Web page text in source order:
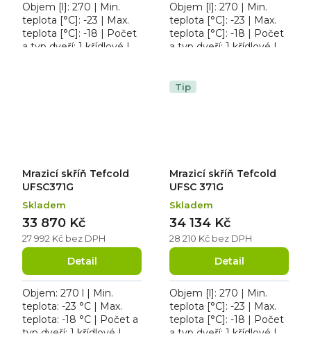
Objem [l]: 270 | Min.
teplota [°C]: -23 | Max.
teplota [°C]: -18 | Počet
a typ dveří: 1 křídlové |
Objem [l]: 270 | Min.
teplota [°C]: -23 | Max.
teplota [°C]: -18 | Počet
a typ dveří: 1 křídlové |
Mrazicí skříň Tefcold
UFSC371G
Skladem
27 992 Kč bez DPH
33 870 Kč
Detail
Objem: 270 l | Min.
teplota: -23 °C | Max.
teplota: -18 °C | Počet a
typ dveří: 1 křídlové |
Tip
Mrazicí skříň Tefcold
UFSC 371G
Skladem
28 210 Kč bez DPH
34 134 Kč
Detail
Objem [l]: 270 | Min.
teplota [°C]: -23 | Max.
teplota [°C]: -18 | Počet
a typ dveří: 1 křídlové |